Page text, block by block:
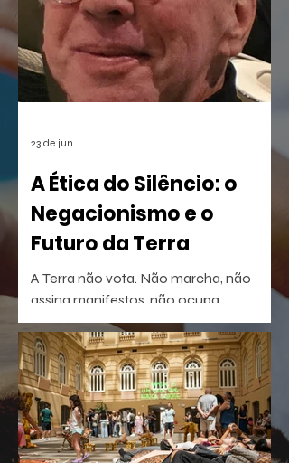
a homenagem nortista
A Ética do Silêncio: o
Negacionismo e o
Futuro da Terra
A Terra não vota. Não marcha, não
assina manifestos, não ocupa
palanques. Talvez por isso seja tão fácil
esquecê-la.
23 de jun.